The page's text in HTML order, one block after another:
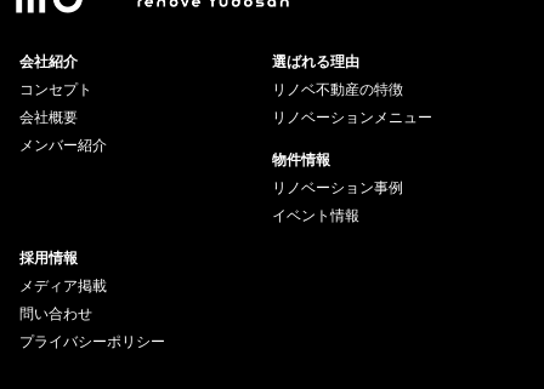
会社紹介
コンセプト
会社概要
メンバー紹介
選ばれる理由
リノベ不動産の特徴
リノベーションメニュー
物件情報
リノベーション事例
イベント情報
採用情報
メディア掲載
問い合わせ
プライバシーポリシー